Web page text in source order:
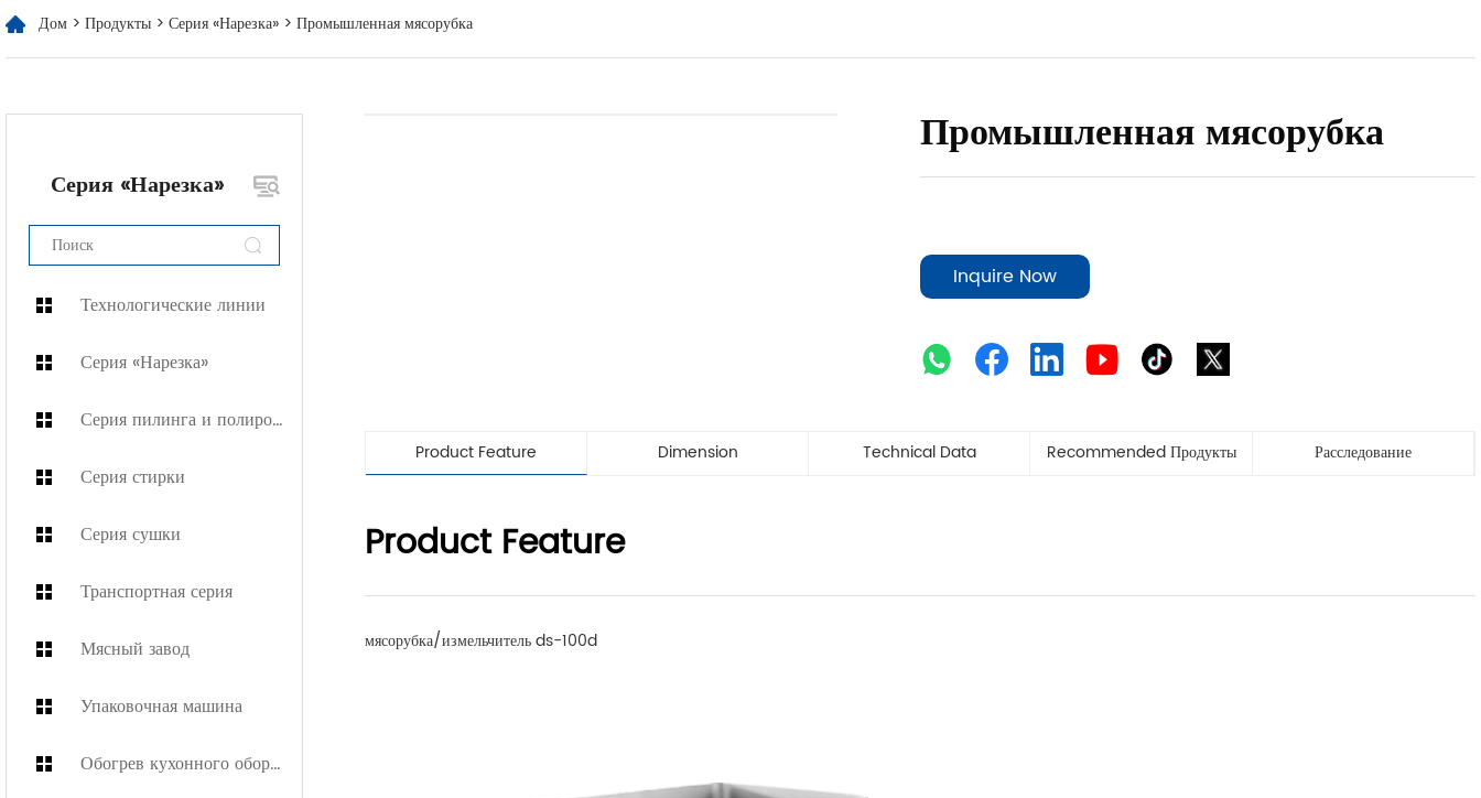
Дом > Продукты > Серия «Нарезка» > Промышленная мясорубка
Серия «Нарезка»
Технологические линии
Серия «Нарезка»
Серия пилинга и полировки
Серия стирки
Серия сушки
Транспортная серия
Мясный завод
Упаковочная машина
Обогрев кухонного оборудования
Промышленная мясорубка
Inquire Now
Product Feature Dimension Technical Data Recommended Продукты Расследование
Product Feature
мясорубка/измельчитель ds-100d